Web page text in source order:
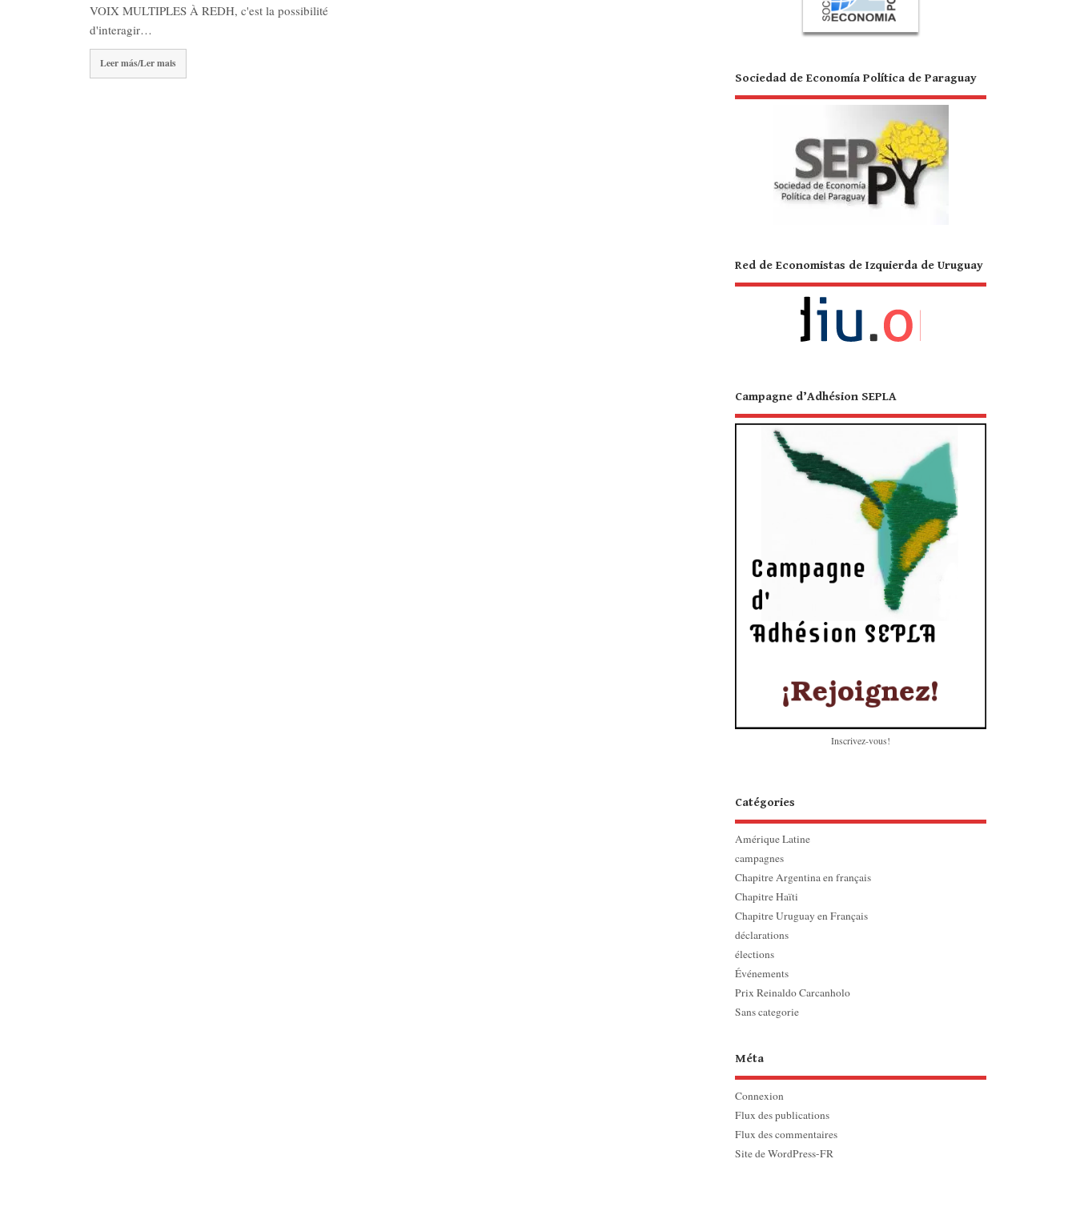
VOIX MULTIPLES À REDH, c'est la possibilité
d'interagir…
Leer más/Ler mais
Sociedad de Economía Política de Paraguay
Red de Economistas de Izquierda de Uruguay
Campagne d’Adhésion SEPLA
Inscrivez-vous!
Catégories
Amérique Latine
campagnes
Chapitre Argentina en français
Chapitre Haïti
Chapitre Uruguay en Français
déclarations
élections
Événements
Prix Reinaldo Carcanholo
Sans categorie
Méta
Connexion
Flux des publications
Flux des commentaires
Site de WordPress-FR